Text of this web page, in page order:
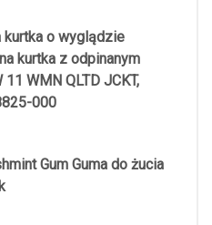
kurtka o wyglądzie
kurtka z odpinanym
11 WMN QLTD JCKT,
000
Gum Guma do żucia